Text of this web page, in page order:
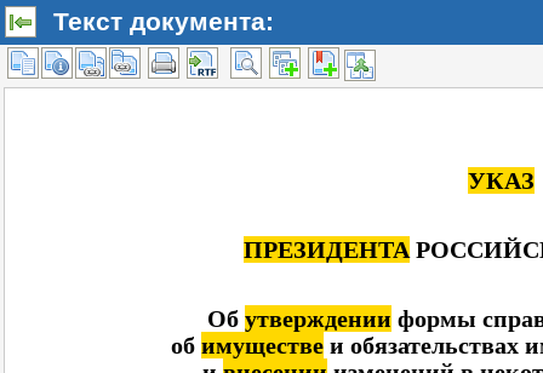
Текст документа: